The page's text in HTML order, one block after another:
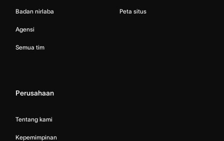
Badan nirlaba
Agensi
Semua tim
Peta situs
Perusahaan
Tentang kami
Kepemimpinan